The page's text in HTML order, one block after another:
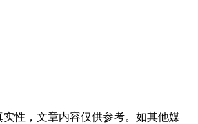
性，文章内容仅供参考。如其他媒